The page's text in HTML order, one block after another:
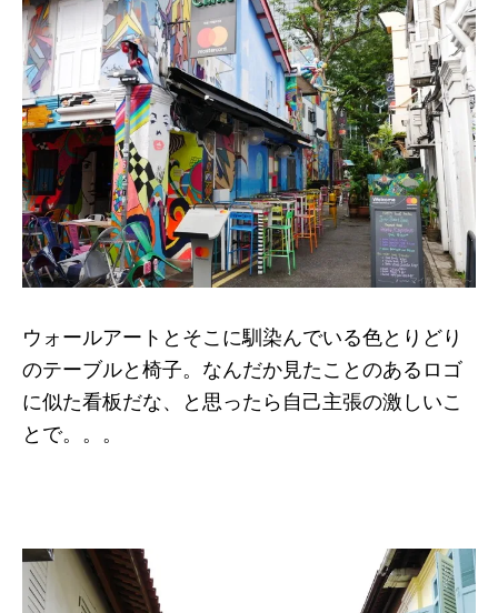
ウォールアートとそこに馴染んでいる色とりどり
のテーブルと椅子。なんだか見たことのあるロゴ
に似た看板だな、と思ったら自己主張の激しいこ
とで。。。